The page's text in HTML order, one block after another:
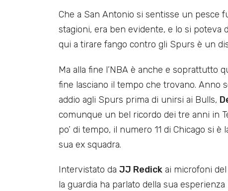
Che a San Antonio si sentisse un pesce
stagioni, era ben evidente, e lo si poteva
qui a tirare fango contro gli Spurs è un
Ma alla fine l’NBA è anche e soprattutto
fine lasciano il tempo che trovano. Anno
addio agli Spurs prima di unirsi ai Bulls,
comunque un bel ricordo dei tre anni in
po’ di tempo, il numero 11 di Chicago si
sua ex squadra.
Intervistato da JJ Redick ai microfoni
la guardia ha parlato della sua